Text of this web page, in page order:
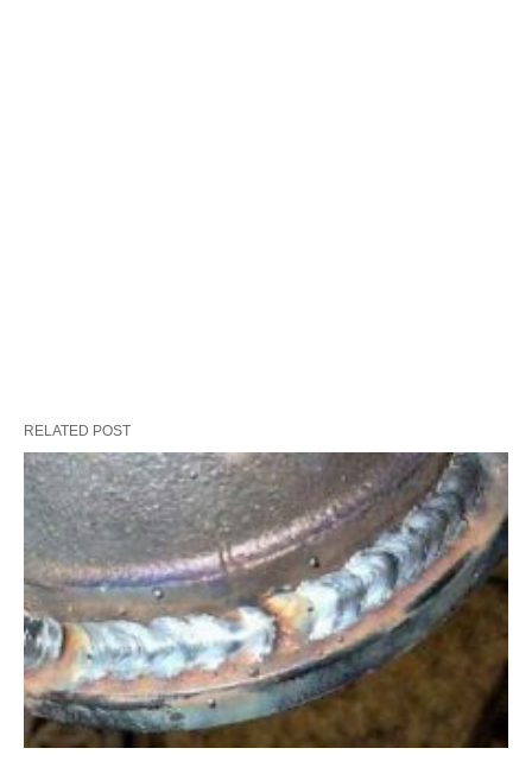
RELATED POST